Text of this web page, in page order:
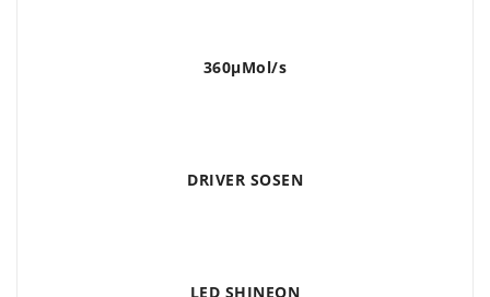
360μMol/s
DRIVER SOSEN
LED SHINEON